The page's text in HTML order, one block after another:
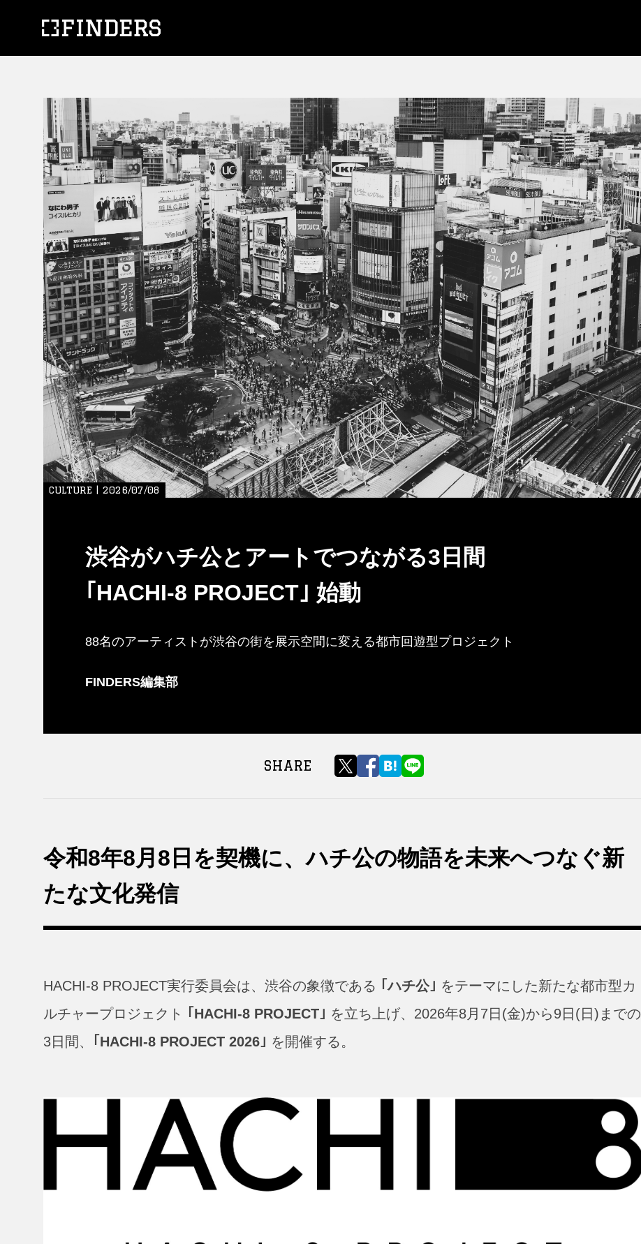
CULTURE | 2026/07/08
渋谷がハチ公とアートでつながる3日間
｢HACHI-8 PROJECT｣ 始動
88名のアーティストが渋谷の街を展示空間に変える都市回遊型プロジェクト
FINDERS編集部
SHARE
令和8年8月8日を契機に、ハチ公の物語を未来へつなぐ新
たな文化発信
HACHI-8 PROJECT実行委員会は、渋谷の象徴である ｢ハチ公｣ をテーマにした新たな都市型カ
ルチャープロジェクト
｢HACHI-8 PROJECT｣ を立ち上げ、2026年8月7日(金)から9日(日)までの
3日間、
｢HACHI-8 PROJECT 2026｣ を開催する。